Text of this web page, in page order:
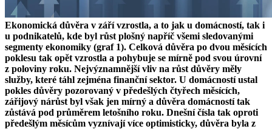
Ekonomická důvěra v září vzrostla, a to jak u domácností, tak i
u podnikatelů, kde byl růst plošný napříč všemi sledovanými
segmenty ekonomiky (graf 1). Celková důvěra po dvou měsících
poklesu tak opět vzrostla a pohybuje se mírně pod svou úrovní
z poloviny roku. Nejvýznamnější vliv na růst důvěry měly
služby, které táhl zejména finanční sektor. U domácností ustal
pokles důvěry pozorovaný v předešlých čtyřech měsících,
zářijový nárůst byl však jen mírný a důvěra domácností tak
zůstává pod průměrem letošního roku. Dnešní čísla tak oproti
předešlým měsícům vyznívají více optimisticky, důvěra byla z